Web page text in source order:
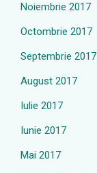
Noiembrie 2017
Octombrie 2017
Septembrie 2017
August 2017
Iulie 2017
Iunie 2017
Mai 2017